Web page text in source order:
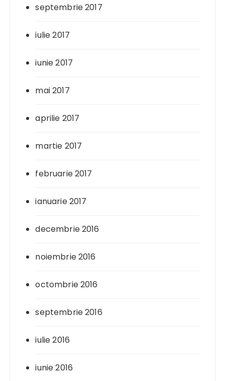
septembrie 2017
iulie 2017
iunie 2017
mai 2017
aprilie 2017
martie 2017
februarie 2017
ianuarie 2017
decembrie 2016
noiembrie 2016
octombrie 2016
septembrie 2016
iulie 2016
iunie 2016